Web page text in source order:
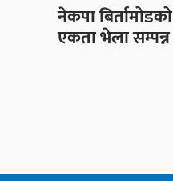
नेकपा बिर्तामोडको
एकता भेला सम्पन्न